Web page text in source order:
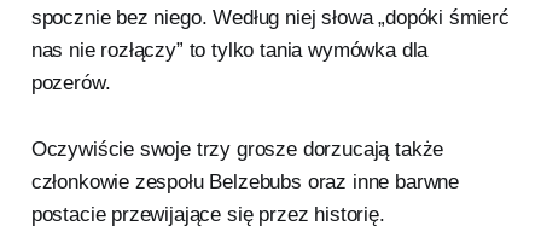
spocznie bez niego. Według niej słowa „dopóki śmierć
nas nie rozłączy” to tylko tania wymówka dla
pozerów.
Oczywiście swoje trzy grosze dorzucają także
członkowie zespołu Belzebubs oraz inne barwne
postacie przewijające się przez historię.